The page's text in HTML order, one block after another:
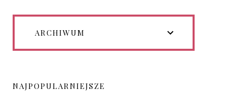
ARCHIWUM
NAJPOPULARNIEJSZE